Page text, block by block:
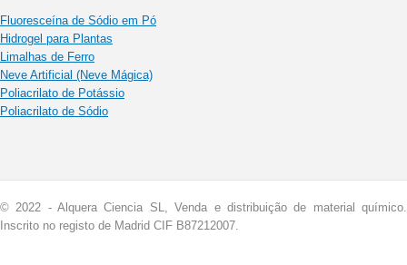
Fluoresceína de Sódio em Pó
Hidrogel para Plantas
Limalhas de Ferro
Neve Artificial (Neve Mágica)
Poliacrilato de Potássio
Poliacrilato de Sódio
© 2022 - Alquera Ciencia SL, Venda e distribuição de material químico.
Inscrito no registo de Madrid CIF B87212007.